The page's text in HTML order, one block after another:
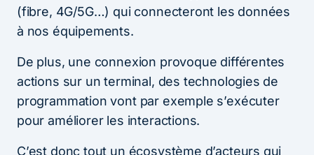
(fibre, 4G/5G…) qui connecteront les données
à nos équipements.
De plus, une connexion provoque différentes
actions sur un terminal, des technologies de
programmation vont par exemple s’exécuter
pour améliorer les interactions.
C’est donc tout un écosystème d’acteurs qui